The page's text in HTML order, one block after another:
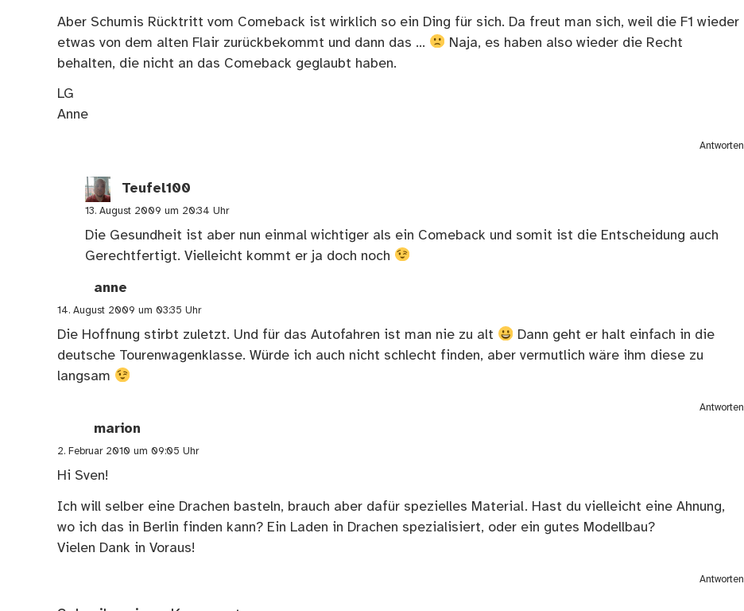
Aber Schumis Rücktritt vom Comeback ist wirklich so ein Ding für sich. Da freut man sich, weil die F1 wieder
etwas von dem alten Flair zurückbekommt und dann das …
Naja, es haben also wieder die Recht
behalten, die nicht an das Comeback geglaubt haben.
LG
Anne
Antworten
Teufel100
13. August 2009 um 20:34 Uhr
Die Gesundheit ist aber nun einmal wichtiger als ein Comeback und somit ist die Entscheidung auch
Gerechtfertigt. Vielleicht kommt er ja doch noch
anne
14. August 2009 um 03:35 Uhr
Die Hoffnung stirbt zuletzt. Und für das Autofahren ist man nie zu alt
Dann geht er halt einfach in die
deutsche Tourenwagenklasse. Würde ich auch nicht schlecht finden, aber vermutlich wäre ihm diese zu
langsam
Antworten
marion
2. Februar 2010 um 09:05 Uhr
Hi Sven!
Ich will selber eine Drachen basteln, brauch aber dafür spezielles Material. Hast du vielleicht eine Ahnung,
wo ich das in Berlin finden kann? Ein Laden in Drachen spezialisiert, oder ein gutes Modellbau?
Vielen Dank in Voraus!
Antworten